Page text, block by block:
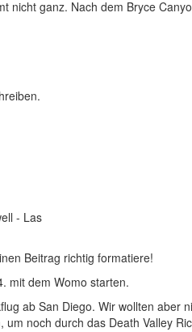
nicht ganz. Nach dem Bryce
- Las
Beitrag richtig formatiere!
mit dem Womo starten.
ab San Diego. Wir wollten
noch durch das Death Valley